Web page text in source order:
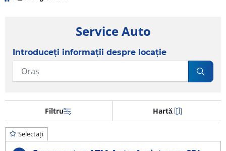
Service Auto
Introduceți informații despre locație
Filtru Hartă
Selectați